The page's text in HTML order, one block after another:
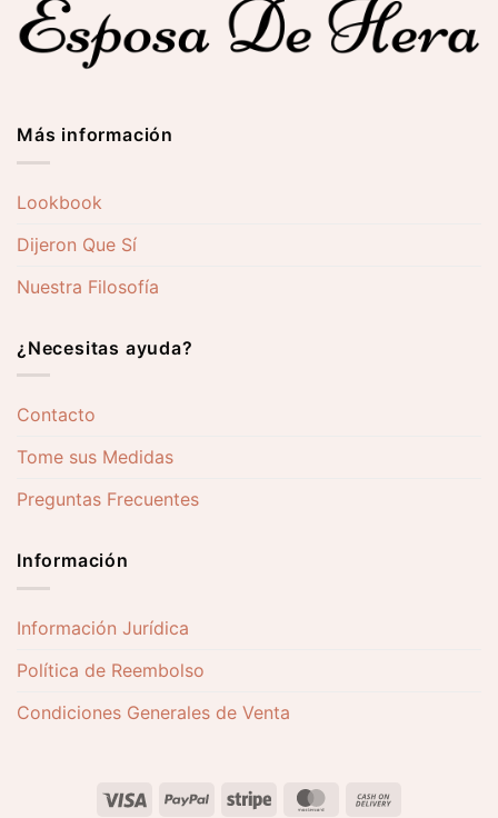
Más información
Lookbook
Dijeron Que Sí
Nuestra Filosofía
¿Necesitas ayuda?
Contacto
Tome sus Medidas
Preguntas Frecuentes
Información
Información Jurídica
Política de Reembolso
Condiciones Generales de Venta